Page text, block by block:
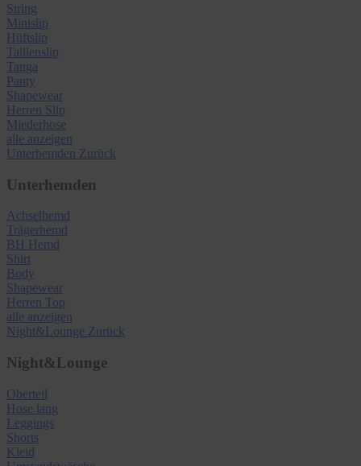
String
Minislip
Hüftslip
Taillenslip
Tanga
Panty
Shapewear
Herren Slip
Miederhose
alle anzeigen
Unterhemden Zurück
Unterhemden
Achselhemd
Trägerhemd
BH Hemd
Shirt
Body
Shapewear
Herren Top
alle anzeigen
Night&Lounge Zurück
Night&Lounge
Oberteil
Hose lang
Leggings
Shorts
Kleid